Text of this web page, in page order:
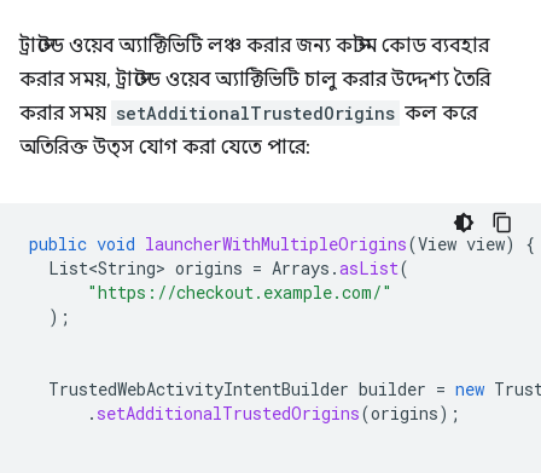
ট্রাস্টেড ওয়েব অ্যাক্টিভিটি লঞ্চ করার জন্য কাস্টম কোড ব্যবহার
করার সময়, ট্রাস্টেড ওয়েব অ্যাক্টিভিটি চালু করার উদ্দেশ্য তৈরি
করার সময় setAdditionalTrustedOrigins কল করে
অতিরিক্ত উত্স যোগ করা যেতে পারে:
public void launcherWithMultipleOrigins(View view)
{
List<String> origins = Arrays .asList(
"https://checkout.example.com/"
);
TrustedWebActivityIntentBuilder builder = new
. setAdditionalTrustedOrigins(origins);